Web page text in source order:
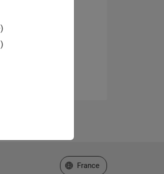
Sélectionner un site web
France